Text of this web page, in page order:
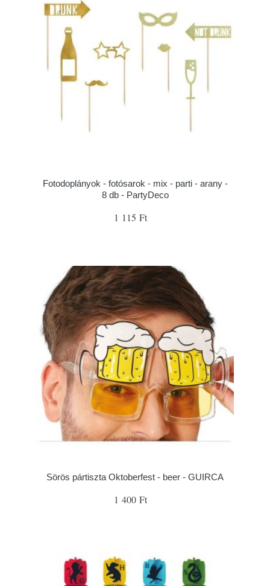
Fotodoplányok - fotósarok - mix - parti - arany -
8 db - PartyDeco
1 115 Ft
Sörös pártiszta Oktoberfest - beer - GUIRCA
1 400 Ft